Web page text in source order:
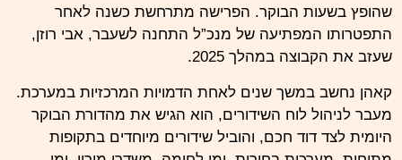
שהופץ בשעות הבוקר. הפרישה מתרחשת כשנה לאחר
התפטרותו המפתיעה של מנכ”ל התחנה לשעבר, אבי רוזן,
שעזב את הקבוצה במהלך 2025.
קאהן נחשב במשך שנים לאחת הדמויות המרכזיות במערכת.
מעבר לניהול לוח השידורים, הוא הגיש את מהדורת הבוקר
היומית לצד דוד חכם, והוביל שידורים מיוחדים בתקופות